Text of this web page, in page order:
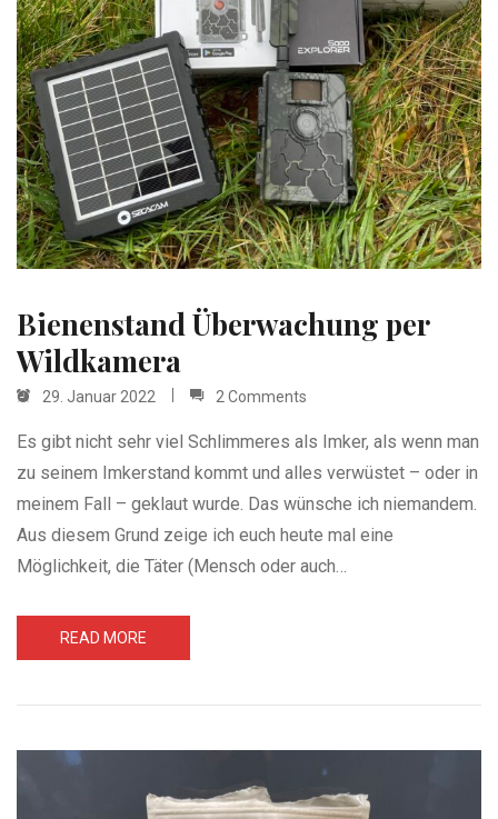
Bienenstand Überwachung per
Wildkamera
29. Januar 2022 2 Comments
Es gibt nicht sehr viel Schlimmeres als Imker, als wenn man
zu seinem Imkerstand kommt und alles verwüstet – oder in
meinem Fall – geklaut wurde. Das wünsche ich niemandem.
Aus diesem Grund zeige ich euch heute mal eine
Möglichkeit, die Täter (Mensch oder auch…
READ MORE